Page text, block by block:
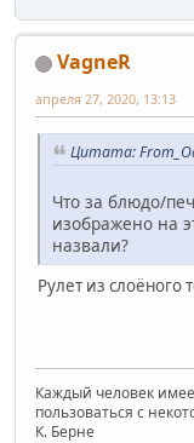
VagneR
апреля 27, 2020, 13:13
Цитата:
Что за блюдо/
изображено на
назвали?
Рулет из слоёного
Каждый человек
пользоваться с
К. Берне